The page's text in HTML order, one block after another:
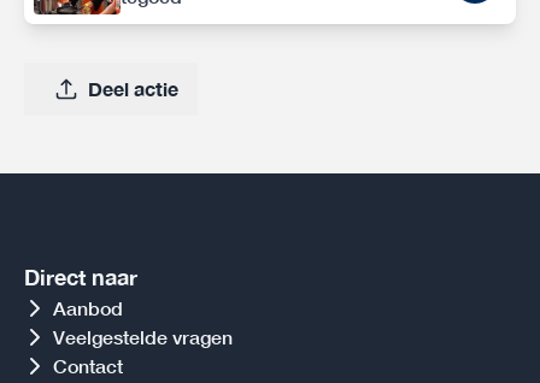
Deel actie
Direct naar
Aanbod
Veelgestelde vragen
Contact